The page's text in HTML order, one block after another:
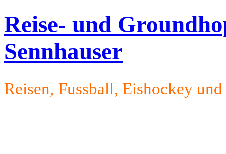
Reise- und
Sennhauser
Reisen, Fussball, Eishockey